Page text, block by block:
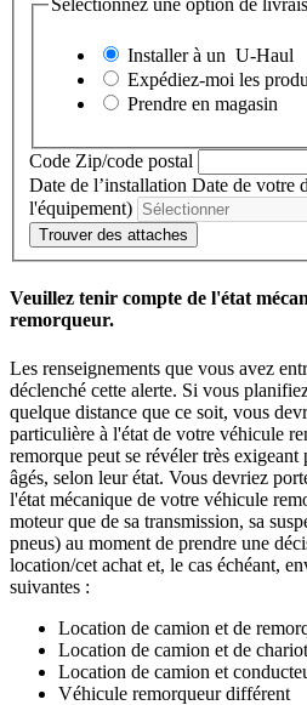
Sélectionnez une option de
Installer à un U-Haul
Expédiez-moi les
Prendre en magasin
Code Zip/code postal
Date de l’installation Date de votre
l'équipement)
Trouver des attaches
Veuillez tenir compte de l'état
remorqueur.
Les renseignements que vous avez
déclenché cette alerte. Si vous
quelque distance que ce soit, vous
particulière à l'état de votre véhicule
remorque peut se révéler très
âgés, selon leur état. Vous devriez
l'état mécanique de votre véhicule
moteur que de sa transmission, sa
pneus) au moment de prendre une
location/cet achat et, le cas échéant,
suivantes :
Location de camion et de
Location de camion et de
Location de camion et
Véhicule remorqueur différent